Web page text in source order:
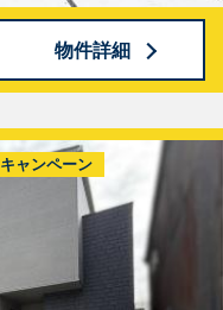
物件詳細
キャンペーン